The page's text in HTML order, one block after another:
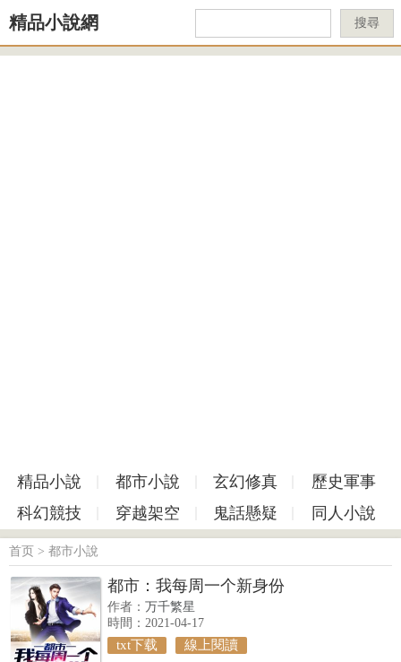
精品小說網 搜尋
精品小說 都市小說 玄幻修真
歷史軍事
科幻競技
穿越架空 鬼話懸疑 同人小說
首页 > 都市小說
都市：我每周一个新身份
作者： 万千繁星
時間：2021-04-17
txt下载 線上閱讀